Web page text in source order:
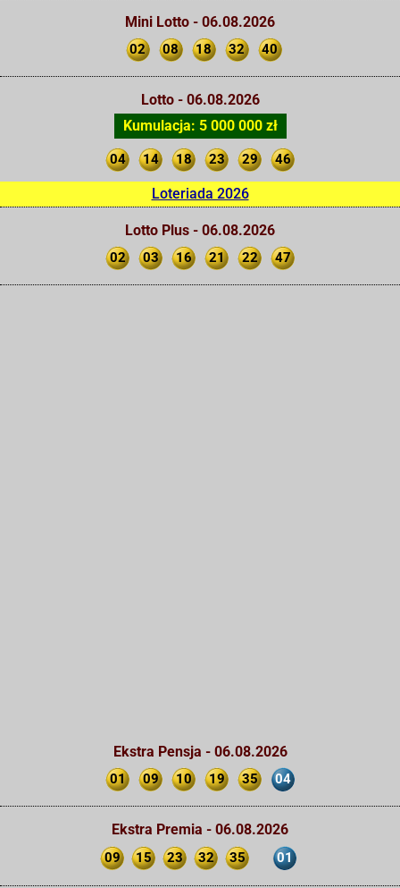
Mini Lotto - 06.08.2026
02 08 18 32 40
Lotto - 06.08.2026
Kumulacja: 5 000 000 zł
04 14 18 23 29 46
Loteriada 2026
Lotto Plus - 06.08.2026
02 03 16 21 22 47
Ekstra Pensja - 06.08.2026
01 09 10 19 35 04
Ekstra Premia - 06.08.2026
09 15 23 32 35 01